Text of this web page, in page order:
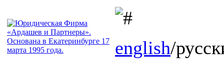
english/